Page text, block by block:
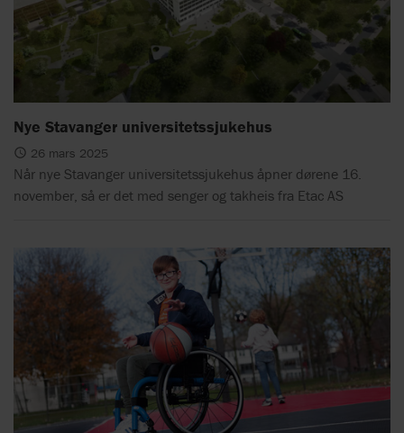
Nye Stavanger universitetssjukehus
26 mars 2025
Når nye Stavanger universitetssjukehus åpner dørene 16.
november, så er det med senger og takheis fra Etac AS